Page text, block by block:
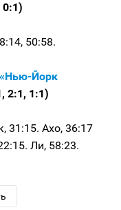
0:1)
50:58.
Йорк
2:1, 1:1)
31:15. Ахо, 36:17
Ли, 58:23.